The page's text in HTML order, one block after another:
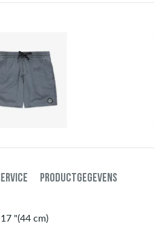
PRODUCTGEGEVENS
"(44 cm)